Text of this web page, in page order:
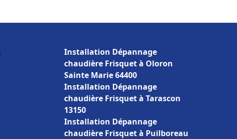
Installation Dépannage
chaudière Frisquet à Oloron
Sainte Marie 64400
Installation Dépannage
chaudière Frisquet à Tarascon
13150
Installation Dépannage
chaudière Frisquet à Puilboreau